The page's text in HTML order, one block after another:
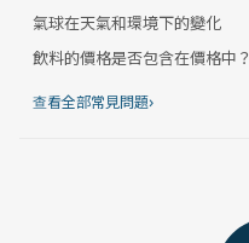
氣球在天氣和環境下的變化
飲料的價格是否包含在價格中？
查看全部常見問題›